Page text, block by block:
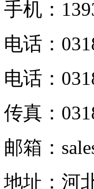
手机：
电话：
电话：
传真：
邮箱：
地址：河